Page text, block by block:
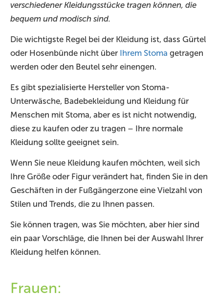
verschiedener Kleidungsstücke tragen können, die
bequem und modisch sind.
Die wichtigste Regel bei der Kleidung ist, dass Gürtel
oder Hosenbünde nicht über
Ihrem Stoma getragen
werden oder den Beutel sehr einengen.
Es gibt spezialisierte Hersteller von Stoma-
Unterwäsche, Badebekleidung und Kleidung für
Menschen mit Stoma, aber es ist nicht notwendig,
diese zu kaufen oder zu tragen – Ihre normale
Kleidung sollte geeignet sein.
Wenn Sie neue Kleidung kaufen möchten, weil sich
Ihre Größe oder Figur verändert hat, finden Sie in den
Geschäften in der Fußgängerzone eine Vielzahl von
Stilen und Trends, die zu Ihnen passen.
Sie können tragen, was Sie möchten, aber hier sind
ein paar Vorschläge, die Ihnen bei der Auswahl Ihrer
Kleidung helfen können.
Frauen: